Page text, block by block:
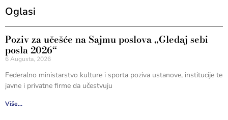
Oglasi
Poziv za učešće na Sajmu poslova „Gledaj sebi
posla 2026“
6 Augusta, 2026
Federalno ministarstvo kulture i sporta poziva ustanove, institucije te
javne i privatne firme da učestvuju
Više...